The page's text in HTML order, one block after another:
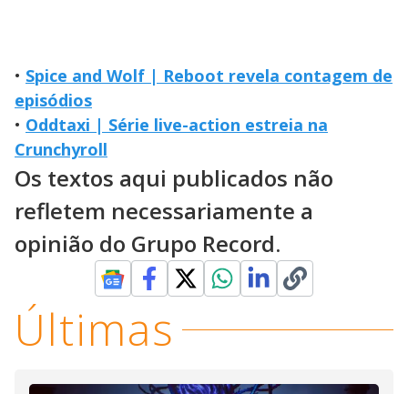
• Spice and Wolf | Reboot revela contagem de
episódios
• Oddtaxi | Série live-action estreia na
Crunchyroll
Os textos aqui publicados não
refletem necessariamente a
opinião do Grupo Record.
Últimas